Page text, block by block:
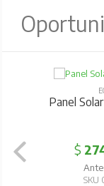
Panel
$
SKU